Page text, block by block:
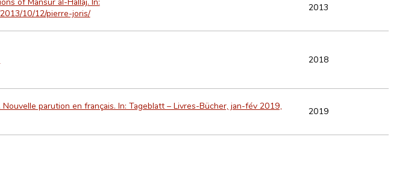
10/12/pierre-joris/
2013
2018
parution en français. In: Tageblatt – Livres-Bücher, jan-fév 2019,
2019